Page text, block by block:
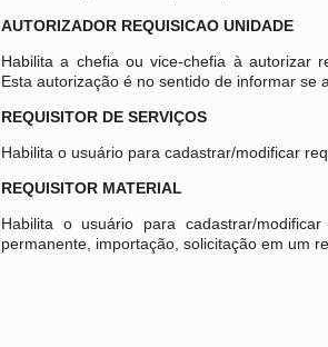
AUTORIZADOR REQUISICAO UNIDADE
Habilita a chefia ou vice-chefia à autorizar
Esta autorização é no sentido de informar
REQUISITOR DE SERVIÇOS
Habilita o usuário para cadastrar/modificar
REQUISITOR MATERIAL
Habilita o usuário para cadastrar/
permanente, importação, solicitação em um